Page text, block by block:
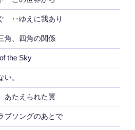
‥ゆえに我あり
角、四角の関係
the Sky
。
あたえられた翼
ブソングのあとで